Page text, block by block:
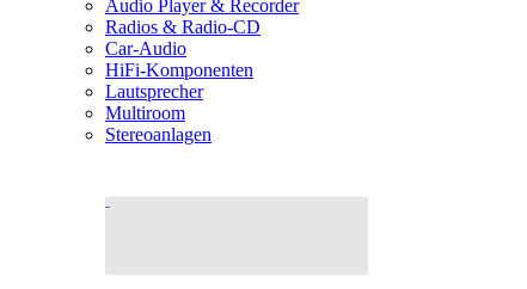
Audio Player & Recorder
Radios & Radio-CD
Car-Audio
HiFi-Komponenten
Lautsprecher
Multiroom
Stereoanlagen